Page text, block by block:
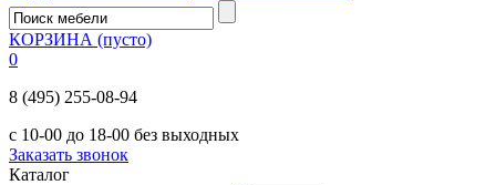
КОРЗИНА (пусто)
0
8 (495) 255-08-94
с 10-00 до 18-00 без выходных
Заказать звонок
Каталог